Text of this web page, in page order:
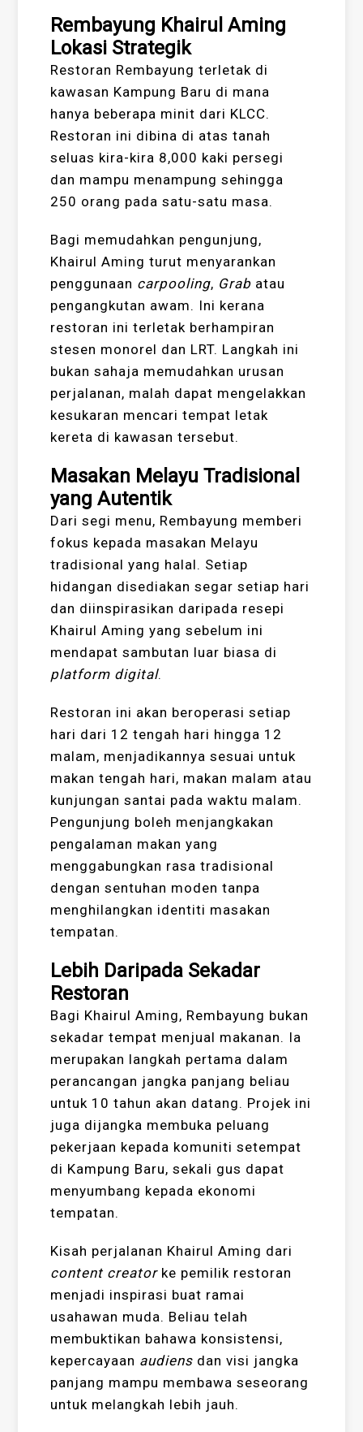
Rembayung Khairul Aming
Lokasi Strategik
Restoran Rembayung terletak di
kawasan Kampung Baru di mana
hanya beberapa minit dari KLCC.
Restoran ini dibina di atas tanah
seluas kira-kira 8,000 kaki persegi
dan mampu menampung sehingga
250 orang pada satu-satu masa.
Bagi memudahkan pengunjung,
Khairul Aming turut menyarankan
penggunaan carpooling, Grab atau
pengangkutan awam. Ini kerana
restoran ini terletak berhampiran
stesen monorel dan LRT. Langkah ini
bukan sahaja memudahkan urusan
perjalanan, malah dapat mengelakkan
kesukaran mencari tempat letak
kereta di kawasan tersebut.
Masakan Melayu Tradisional
yang Autentik
Dari segi menu, Rembayung memberi
fokus kepada masakan Melayu
tradisional yang halal. Setiap
hidangan disediakan segar setiap hari
dan diinspirasikan daripada resepi
Khairul Aming yang sebelum ini
mendapat sambutan luar biasa di
platform digital.
Restoran ini akan beroperasi setiap
hari dari 12 tengah hari hingga 12
malam, menjadikannya sesuai untuk
makan tengah hari, makan malam atau
kunjungan santai pada waktu malam.
Pengunjung boleh menjangkakan
pengalaman makan yang
menggabungkan rasa tradisional
dengan sentuhan moden tanpa
menghilangkan identiti masakan
tempatan.
Lebih Daripada Sekadar
Restoran
Bagi Khairul Aming, Rembayung bukan
sekadar tempat menjual makanan. Ia
merupakan langkah pertama dalam
perancangan jangka panjang beliau
untuk 10 tahun akan datang. Projek ini
juga dijangka membuka peluang
pekerjaan kepada komuniti setempat
di Kampung Baru, sekali gus dapat
menyumbang kepada ekonomi
tempatan.
Kisah perjalanan Khairul Aming dari
content creatorke pemilik restoran
menjadi inspirasi buat ramai
usahawan muda. Beliau telah
membuktikan bahawa konsistensi,
kepercayaan audiens dan visi jangka
panjang mampu membawa seseorang
untuk melangkah lebih jauh.